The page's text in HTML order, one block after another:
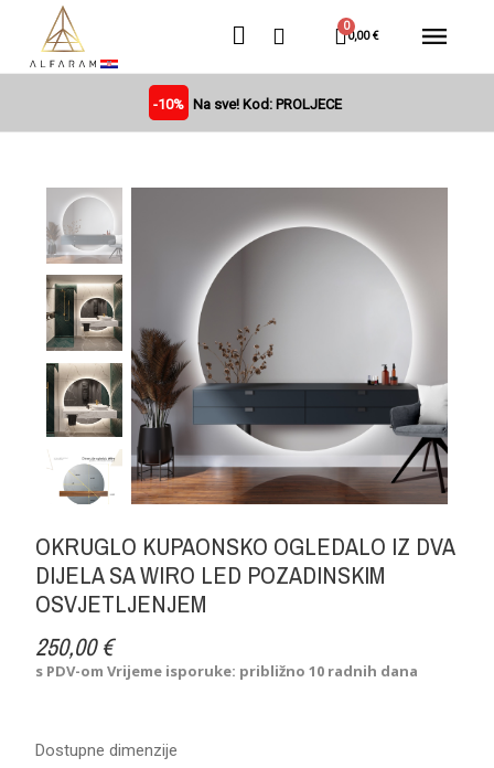
0,00 €
-10% Na sve! Kod: PROLJECE
OKRUGLO KUPAONSKO OGLEDALO IZ DVA
DIJELA SA WIRO LED POZADINSKIM
OSVJETLJENJEM
250,00 €
s PDV-omVrijeme isporuke: približno 10 radnih dana
Dostupne dimenzije